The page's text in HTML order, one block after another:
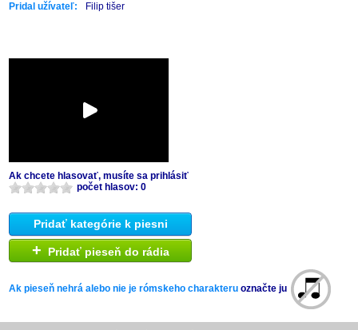
Pridal užívateľ: Filip tišer
Ak chcete hlasovať, musíte sa prihlásiť
počet hlasov: 0
Pridať kategórie k piesni
+ Pridať pieseň do rádia
Ak pieseň nehrá alebo nie je rómskeho charakteru označte ju